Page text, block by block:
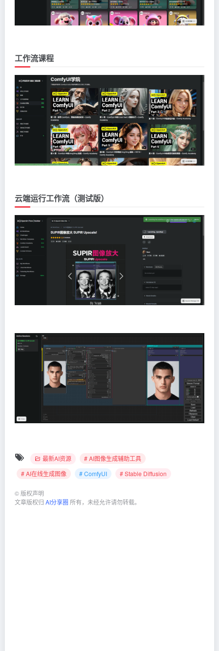
工作流课程
云端运行工作流（测试版）
最新AI资源
# AI图像生成辅助工具
# AI在线生成图像
# ComfyUI # Stable Diffusion
© 版权声明
文章版权归 AI分享圈 所有，未经允许请勿转载。